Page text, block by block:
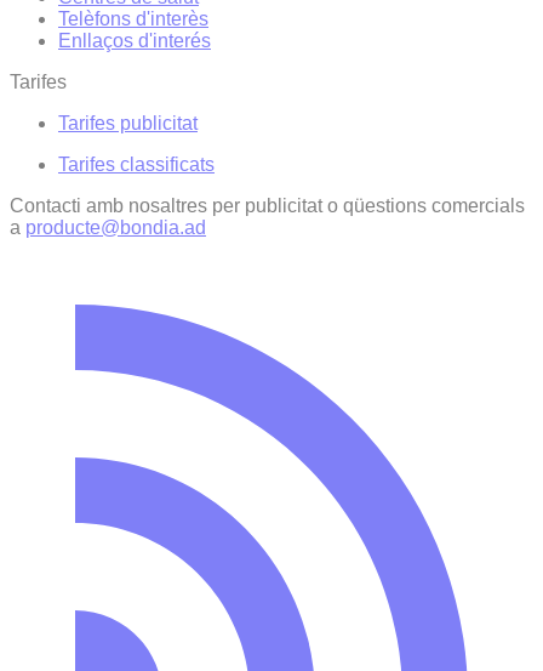
Telèfons d'interès
Enllaços d'interés
Tarifes
Tarifes publicitat
Tarifes classificats
Contacti amb nosaltres per publicitat o qüestions comercials
a producte@bondia.ad